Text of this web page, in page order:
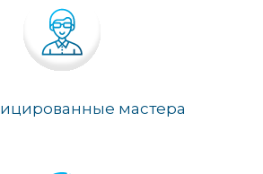
мастера